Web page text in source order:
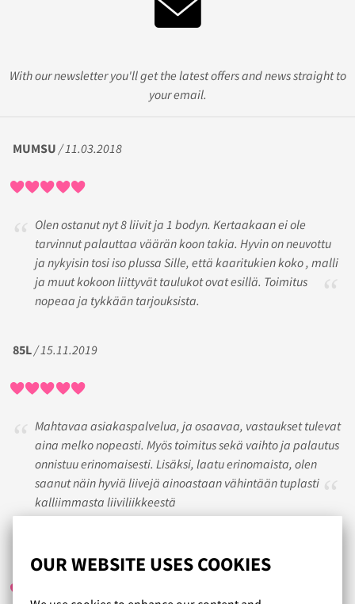
OUR WEBSITE USES COOKIES
With our newsletter you'll get the latest offers and news straight to
your email.
MUMSU / 11.03.2018
Olen ostanut nyt 8 liivit ja 1 bodyn. Kertaakaan ei ole
tarvinnut palauttaa väärän koon takia. Hyvin on neuvottu
ja nykyisin tosi iso plussa Sille, että kaaritukien koko , malli
ja muut kokoon liittyvät taulukot ovat esillä. Toimitus
nopeaa ja tykkään tarjouksista.
85L/ 15.11.2019
Mahtavaa asiakaspalvelua, ja osaavaa, vastaukset tulevat
aina melko nopeasti. Myös toimitus sekä vaihto ja palautus
onnistuu erinomaisesti. Lisäksi, laatu erinomaista, olen
saanut näin hyviä liivejä ainoastaan vähintään tuplasti
kalliimmasta liiviliikkeestä